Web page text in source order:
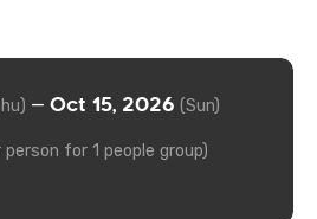
— Oct 15, 2026 (Sun)
person for 1 people group)